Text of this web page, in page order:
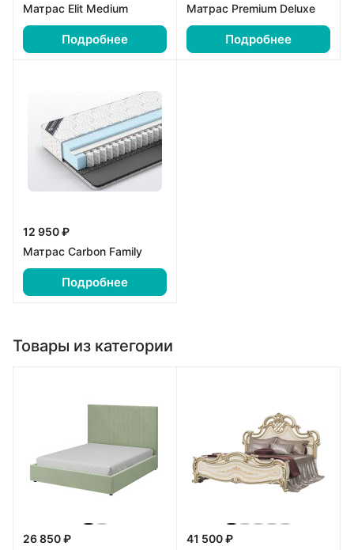
Матрас Elit Medium
Подробнее
Матрас Premium Deluxe
Подробнее
12 950 ₽
Матрас Carbon Family
Подробнее
Товары из категории
26 850 ₽
41 500 ₽